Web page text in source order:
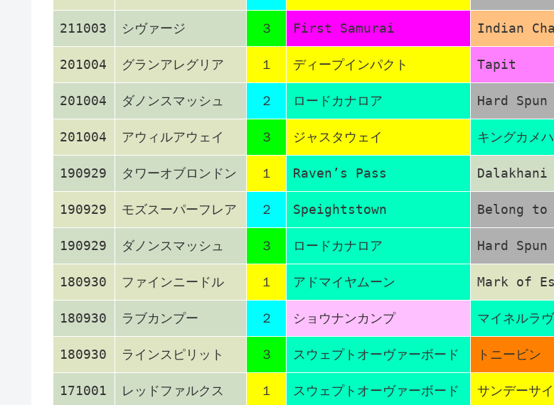
211003 シヴァージ ３ First Samurai Indian
201004 グランアレグリア １ ディープインパクト Tapit
201004 ダノンスマッシュ ２ ロードカナロア Hard Spun
201004 アウィルアウェイ ３ ジャスタウェイ キングカメ
190929 タワーオブロンドン １ Raven’s Pass Dalakhani
190929 モズスーパーフレア ２ Speightstown Belong to
190929 ダノンスマッシュ ３ ロードカナロア Hard Spun
180930 ファインニードル １ アドマイヤムーン Mark of
180930 ラブカンプー ２ ショウナンカンプ マイネルラヴ
180930 ラインスピリット ３ スウェプトオーヴァーボード トニービン
171001 レッドファルクス １ スウェプトオーヴァーボード サンデーサ